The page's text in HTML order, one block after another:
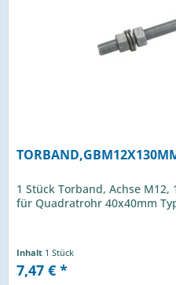
1 Stück Torband, Achse
für Quadratrohr 40x40mm
Inhalt 1 Stück
7,47 € *